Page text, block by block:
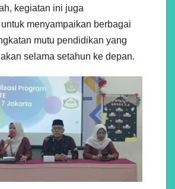
kegiatan ini juga
menyampaikan berbagai
mutu pendidikan yang
selama setahun ke depan.